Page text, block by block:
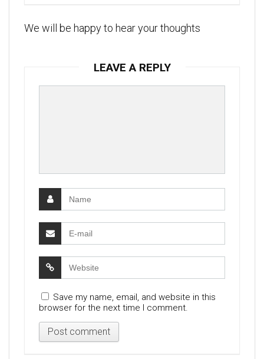
We will be happy to hear your thoughts
LEAVE A REPLY
Save my name, email, and website in this
browser for the next time I comment.